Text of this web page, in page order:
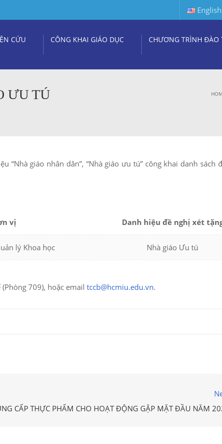
English
CỨU CÔNG KHAI GIÁO DỤC CHƯƠNG TRÌNH ĐÀO
ƯU TÚ
giáo nhân dân”, “Nhà giáo ưu tú” công khai danh sách
vị Danh hiệu đề nghị xét
lý Khoa học Nhà giáo Ưu tú
709), hoặc email tccb@hcmiu.edu.vn.
CẤP THỰC PHẨM CHO HOẠT ĐỘNG GẶP MẶT ĐẦU NĂM